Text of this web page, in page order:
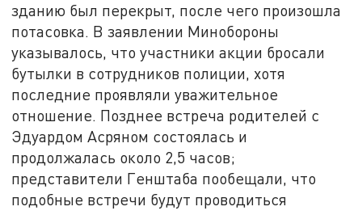
зданию был перекрыт, после чего произошла
потасовка. В заявлении Минобороны
указывалось, что участники акции бросали
бутылки в сотрудников полиции, хотя
последние проявляли уважительное
отношение. Позднее встреча родителей с
Эдуардом Асряном состоялась и
продолжалась около 2,5 часов;
представители Генштаба пообещали, что
подобные встречи будут проводиться